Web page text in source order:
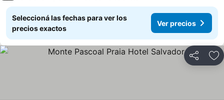
Seleccioná las fechas para ver los
precios exactos
Ver precios
Compartir